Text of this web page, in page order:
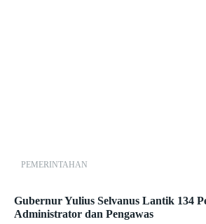
PEMERINTAHAN
Gubernur Yulius Selvanus Lantik 134
Administrator dan Pengawas